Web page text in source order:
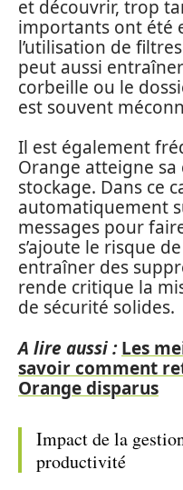
et découvrir, trop
importants ont été
l’utilisation de
peut aussi
corbeille ou le
est souvent
Il est également
Orange atteigne
stockage. Dans ce
automatiquement
messages pour
s’ajoute le risque
entraîner des
rende critique la
de sécurité solides.
A lire aussi : Les
savoir comment
Orange disparus
Impact de la
productivité